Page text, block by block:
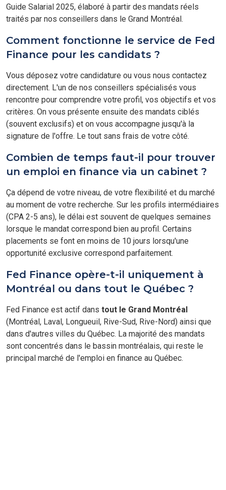
Guide Salarial 2025, élaboré à partir des mandats réels
traités par nos conseillers dans le Grand Montréal.
Comment fonctionne le service de Fed
Finance pour les candidats ?
Vous déposez votre candidature ou vous nous contactez
directement. L'un de nos conseillers spécialisés vous
rencontre pour comprendre votre profil, vos objectifs et vos
critères. On vous présente ensuite des mandats ciblés
(souvent exclusifs) et on vous accompagne jusqu'à la
signature de l'offre. Le tout sans frais de votre côté.
Combien de temps faut-il pour trouver
un emploi en finance via un cabinet ?
Ça dépend de votre niveau, de votre flexibilité et du marché
au moment de votre recherche. Sur les profils intermédiaires
(CPA 2-5 ans), le délai est souvent de quelques semaines
lorsque le mandat correspond bien au profil. Certains
placements se font en moins de 10 jours lorsqu'une
opportunité exclusive correspond parfaitement.
Fed Finance opère-t-il uniquement à
Montréal ou dans tout le Québec ?
Fed Finance est actif dans tout le Grand Montréal
(Montréal, Laval, Longueuil, Rive-Sud, Rive-Nord) ainsi que
dans d'autres villes du Québec. La majorité des mandats
sont concentrés dans le bassin montréalais, qui reste le
principal marché de l'emploi en finance au Québec.